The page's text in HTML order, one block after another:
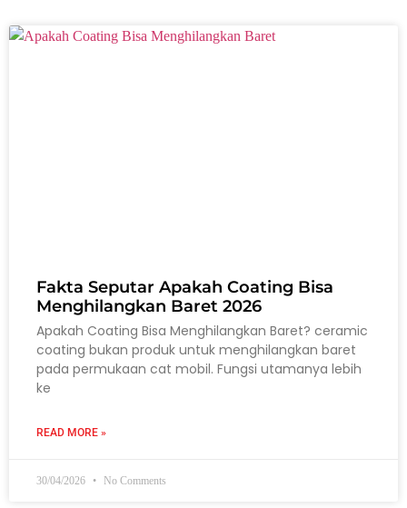
Fakta Seputar Apakah Coating Bisa
Menghilangkan Baret 2026
Apakah Coating Bisa Menghilangkan Baret? ceramic
coating bukan produk untuk menghilangkan baret
pada permukaan cat mobil. Fungsi utamanya lebih
ke
READ MORE »
30/04/2026 No Comments